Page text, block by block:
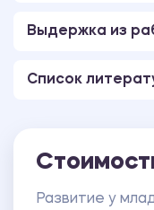
развитости
произведений
Приложение 2
современного
Приложение 3
способности к
школьников на
Выдержка из
Список
Развитие у